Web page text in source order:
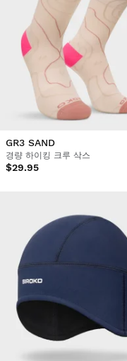
GR3 SAND
경량 하이킹 크루 삭스
$29.95